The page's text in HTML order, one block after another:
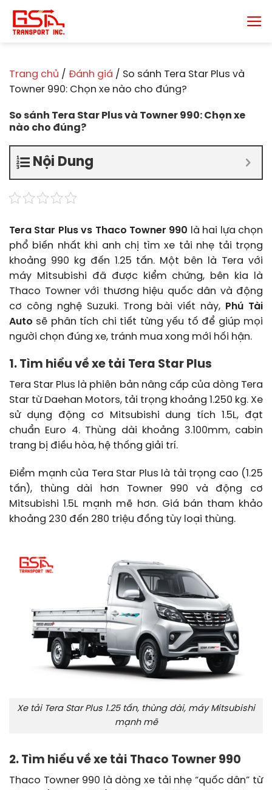
đến
nội
Trang chủ / Đánh giá / So sánh Tera Star Plus và
Towner 990: Chọn xe nào cho đúng?
So sánh Tera Star Plus và Towner 990: Chọn xe
nào cho đúng?
Nội Dung
Tera Star Plus vs Thaco Towner 990 là hai lựa chọn
phổ biến nhất khi anh chị tìm xe tải nhẹ tải trọng
khoảng 990 kg đến 1.25 tấn. Một bên là Tera với
máy Mitsubishi đã được kiểm chứng, bên kia là
Thaco Towner với thương hiệu quốc dân và động
cơ công nghệ Suzuki. Trong bài viết này,
Phú Tài
Auto sẽ phân tích chi tiết từng yếu tố để giúp mọi
người chọn đúng xe, tránh mua xong mới hối hận.
1. Tìm hiểu về xe tải Tera Star Plus
Tera Star Plus là phiên bản nâng cấp của dòng Tera
Star từ Daehan Motors, tải trọng khoảng 1.250 kg. Xe
sử dụng động cơ Mitsubishi dung tích 1.5L, đạt
chuẩn Euro 4. Thùng dài khoảng 3.100mm, cabin
trang bị điều hòa, hệ thống giải trí.
Điểm mạnh của Tera Star Plus là tải trọng cao (1.25
tấn), thùng dài hơn Towner 990 và động cơ
Mitsubishi 1.5L mạnh mẽ hơn. Giá bán tham khảo
khoảng 230 đến 280 triệu đồng tùy loại thùng.
Xe tải Tera Star Plus 1.25 tấn, thùng dài, máy Mitsubishi
mạnh mẽ
2. Tìm hiểu về xe tải Thaco Towner 990
Thaco Towner 990 là dòng xe tải nhẹ “quốc dân” từ